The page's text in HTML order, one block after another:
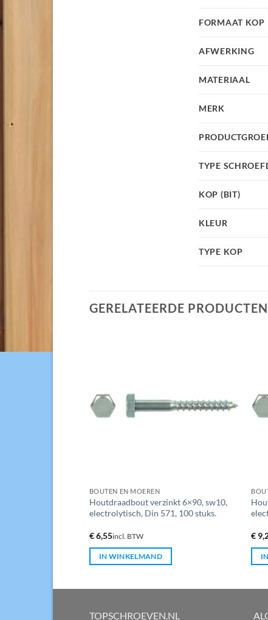
FORMAAT KOP
AFWERKING
MATERIAAL
MERK
TYPE
KOP (BIT)
KLEUR
TYPE KOP
GERELATEERDE PRODUCTEN
BOUTEN EN MOEREN
Houtdraadbout verzinkt 6×90, sw10,
electrolytisch, Din 571, 100 stuks.
€6,55incl. BTW
IN WINKELMAND
€
TOPSCHROEVEN.NL